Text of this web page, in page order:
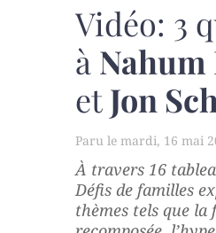
Vidéo: 3
à
etJon
mardi, 16 mai
À travers 16
Défis de familles
thèmes tels que la